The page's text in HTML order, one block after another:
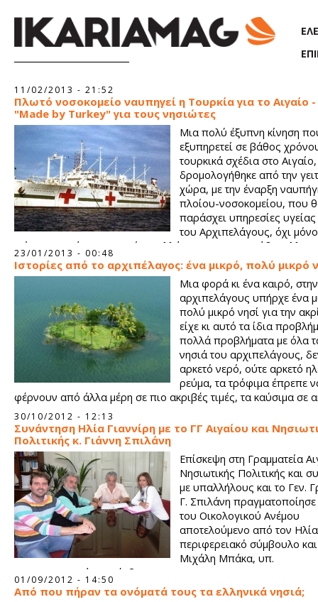
11/02/2013 - 21:52
Πλωτό νοσοκομείο ναυπηγεί η Τουρκία για το Αιγαίο -
"Made by Turkey" για τους νησιώτες
Μια πολύ έξυπνη κίνηση
εξυπηρετεί σε βάθος
τουρκικά σχέδια στο Αιγαίο,
δρομολογήθηκε από την
χώρα, με την έναρξη
πλοίου-νοσοκομείου, που
παράσχει υπηρεσίες
του Αρχιπελάγους, όχι
τρία τουρκικά του Β.Αιγαίου, αλλά και στα εκατοντάδες
είναι κατοικημένα.
23/01/2013 - 00:48
Ιστορίες από το αρχιπέλαγος: ένα μικρό, πολύ μικρό
Μια φορά κι ένα καιρό,
αρχιπελάγους υπήρχε ένα
πολύ μικρό νησί για την
είχε κι αυτό τα ίδια
πολλά προβλήματα με όλα
νησιά του αρχιπελάγους,
αρκετό νερό, ούτε αρκετό
ρεύμα, τα τρόφιμα έπρεπε
φέρνουν από άλλα μέρη σε πιο ακριβές τιμές, τα καύσιμα σε
ακριβές τιμές...
30/10/2012 - 12:13
Συνάντηση Ηλία Γιαννίρη με το ΓΓ Αιγαίου και
Πολιτικής κ. Γιάννη Σπιλάνη
Επίσκεψη στη Γραμματεία
Νησιωτικής Πολιτικής και
με υπαλλήλους και το Γεν.
Γ. Σπιλάνη πραγματοποίησε
του Οικολογικού Ανέμου
αποτελούμενο από τον Ηλία
περιφερειακό σύμβουλο
Μιχάλη Μπάκα, υπ.
αντιπεριφερειάρχη Λέσβου.
01/09/2012 - 14:50
Από που πήραν τα ονόματά τους τα ελληνικά νησιά;